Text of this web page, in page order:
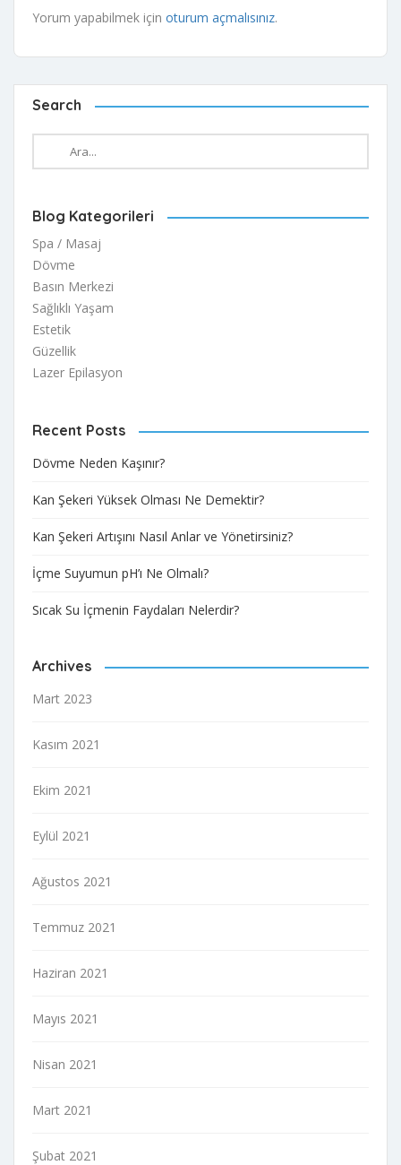
Yorum yapabilmek için oturum açmalısınız.
Search
Blog Kategorileri
Spa / Masaj
Dövme
Basın Merkezi
Sağlıklı Yaşam
Estetik
Güzellik
Lazer Epilasyon
Recent Posts
Dövme Neden Kaşınır?
Kan Şekeri Yüksek Olması Ne Demektir?
Kan Şekeri Artışını Nasıl Anlar ve Yönetirsiniz?
İçme Suyumun pH’ı Ne Olmalı?
Sıcak Su İçmenin Faydaları Nelerdir?
Archives
Mart 2023
Kasım 2021
Ekim 2021
Eylül 2021
Ağustos 2021
Temmuz 2021
Haziran 2021
Mayıs 2021
Nisan 2021
Mart 2021
Şubat 2021